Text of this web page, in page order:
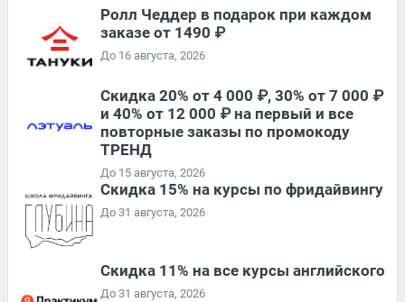
Ролл Чеддер в подарок при каждом
заказе от 1490 ₽
До 16 августа, 2026
Скидка 20% от 4 000 ₽, 30% от 7 000 ₽
и 40% от 12 000 ₽ на первый и все
повторные заказы по промокоду
ТРЕНД
До 15 августа, 2026
Скидка 15% на курсы по фридайвингу
До 31 августа, 2026
Скидка 11% на все курсы английского
До 31 августа, 2026